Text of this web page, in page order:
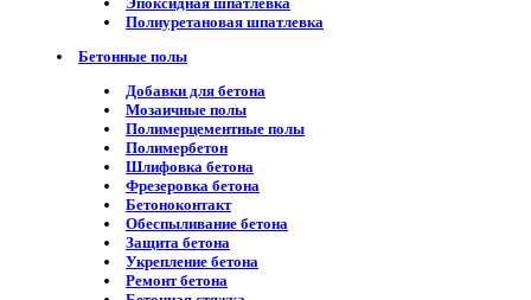
Полиуретановая шпатлевка
Бетонные полы
Добавки для бетона
Мозаичные полы
Полимерцементные полы
Полимербетон
Шлифовка бетона
Фрезеровка бетона
Бетоноконтакт
Обеспыливание бетона
Защита бетона
Укрепление бетона
Ремонт бетона